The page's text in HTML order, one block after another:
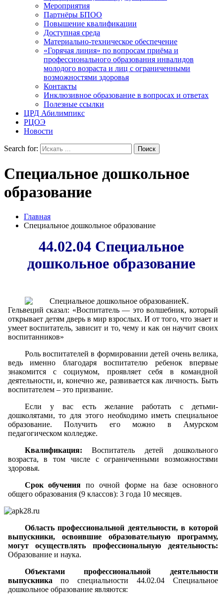
Мероприятия
Партнёры БПОО
Повышение квалификации
Доступная среда
Материально-техническое обеспечение
«Горячая линия» по вопросам приёма и
профессионального образования инвалидов
молодого возраста и лиц с ограниченными
возможностями здоровья
Контакты
Инклюзивное образование в вопросах и ответах
Полезные ссылки
ЦРД Абилимпикс
РЦОЭ
Новости
Search for:
Специальное дошкольное
образование
Главная
Специальное дошкольное образование
44.02.04 Специальное
дошкольное образование
К.
Гельвеций сказал: «Воспитатель — это волшебник, который
открывает детям дверь в мир взрослых. И от того, что знает и
умеет воспитатель, зависит и то, чему и как он научит своих
воспитанников»
Роль воспитателей в формировании детей очень велика,
ведь именно благодаря воспитателю ребенок впервые
знакомится с социумом, проявляет себя в командной
деятельности, и, конечно же, развивается как личность. Быть
воспитателем – это призвание.
Если у вас есть желание работать с детьми-
дошколятами, то для этого необходимо иметь специальное
образование. Получить его можно в Амурском
педагогическом колледже.
Квалификация:Воспитатель детей дошкольного
возраста, в том числе с ограниченными возможностями
здоровья.
Срок обучения по очной форме на базе основного
общего образования (9 классов): 3 года 10 месяцев.
Область профессиональной деятельности, в которой
выпускники, освоившие образовательную программу,
могут осуществлять профессиональную деятельность:
Образование и наука.
Объектами профессиональной деятельности
выпускника по специальности 44.02.04 Специальное
дошкольное образование являются: